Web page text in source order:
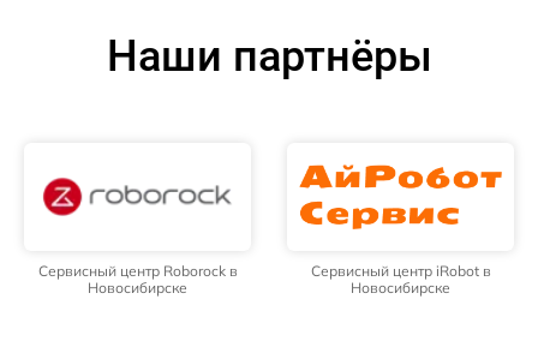
Наши партнёры
Сервисный центр Roborock в
Новосибирске
Сервисный центр iRobot в
Новосибирске